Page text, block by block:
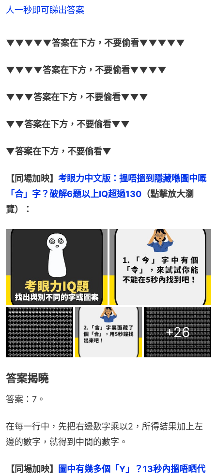
人一秒即可睇出答案
▼▼▼▼▼答案在下方，不要偷看▼▼▼▼▼
▼▼▼▼答案在下方，不要偷看▼▼▼▼
▼▼▼答案在下方，不要偷看▼▼▼
▼▼答案在下方，不要偷看▼▼
▼答案在下方，不要偷看▼
【同場加映】 考眼力中文版：搵唔搵到隱藏喺圖中嘅
「合」字？破解6題以上IQ超過130 （點擊放大瀏
覽）：
+26
答案揭曉
答案：7。
在每一行中，先把右邊數字乘以2，所得結果加上左
邊的數字，就得到中間的數字。
【同場加映】 圖中有幾多個「Y」？13秒內搵唔晒代